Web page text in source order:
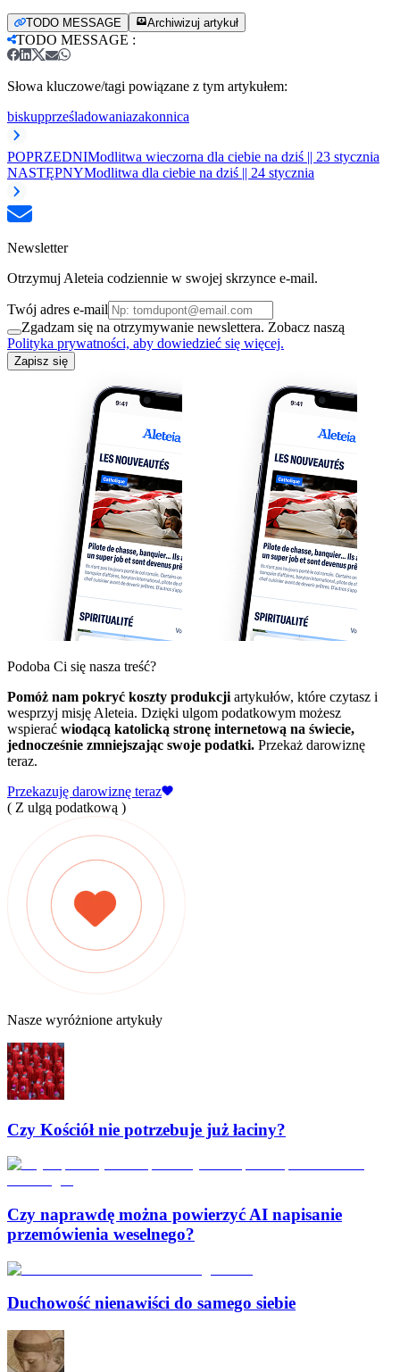
TODO MESSAGE Archiwizuj artykuł
TODO MESSAGE :
Słowa kluczowe/tagi powiązane z tym artykułem:
biskupprześladowaniazakonnica
POPRZEDNIModlitwa wieczorna dla ciebie na dziś || 23 stycznia
NASTĘPNYModlitwa dla ciebie na dziś || 24 stycznia
Newsletter
Otrzymuj Aleteia codziennie w swojej skrzynce e-mail.
Twój adres e-mail
Zgadzam się na otrzymywanie newslettera. Zobacz naszą
Polityka prywatności, aby dowiedzieć się więcej.
Zapisz się
Podoba Ci się nasza treść?
Pomóż nam pokryć koszty produkcji artykułów, które czytasz i
wesprzyj misję Aleteia. Dzięki ulgom podatkowym możesz
wspierać wiodącą katolicką stronę internetową na świecie,
jednocześnie zmniejszając swoje podatki. Przekaż darowiznę
teraz.
Przekazuję darowiznę teraz
( Z ulgą podatkową )
Nasze wyróżnione artykuły
Czy Kościół nie potrzebuje już łaciny?
Czy naprawdę można powierzyć AI napisanie
przemówienia weselnego?
Duchowość nienawiści do samego siebie